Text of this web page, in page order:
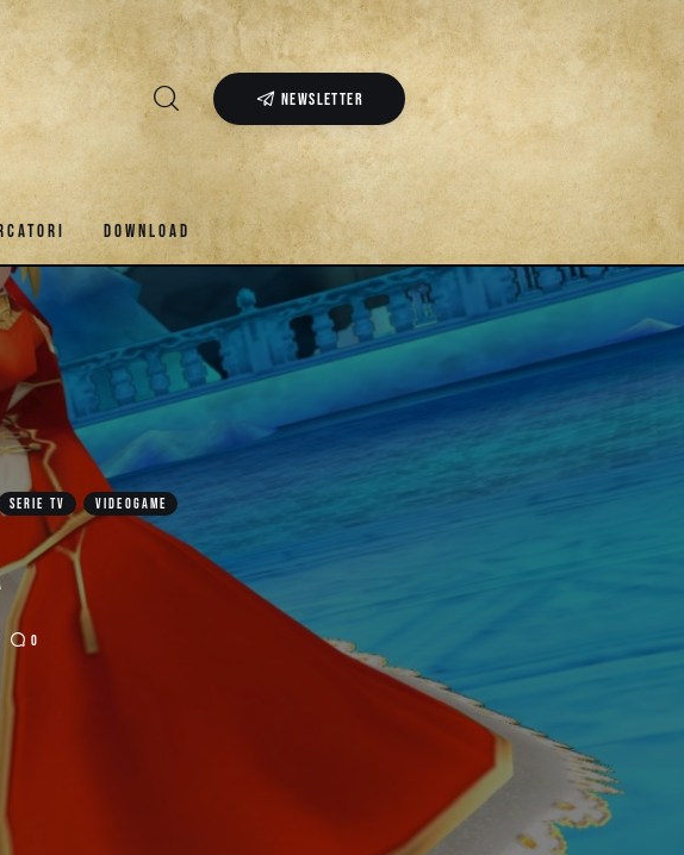
NEWSLETTER
DOWNLOAD
CERCATORI
SERIE TV VIDEOGAME
0